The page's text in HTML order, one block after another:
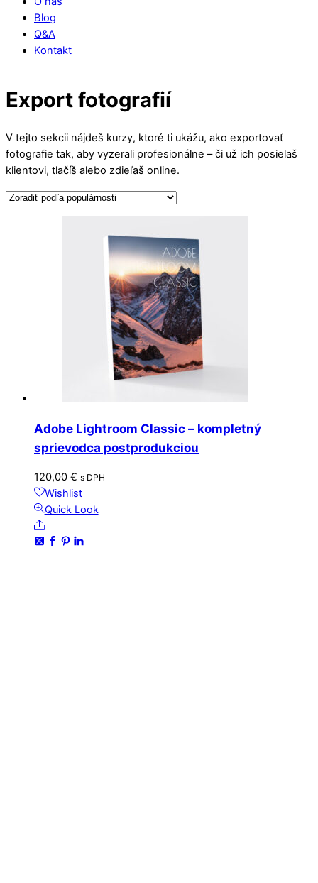
Blog
Q&A
Kontakt
Menu
Export fotografií
V tejto sekcii nájdeš kurzy, ktoré ti ukážu, ako exportovať
fotografie tak, aby vyzerali profesionálne – či už ich posielaš
klientovi, tlačíš alebo zdieľaš online.
Adobe Lightroom Classic – kompletný
sprievodca postprodukciou
120,00 € s DPH
Wishlist
Quick Look
Share